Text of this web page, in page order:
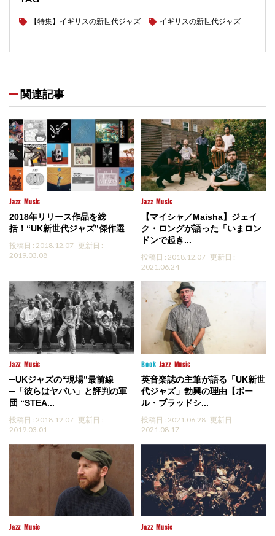
【特集】イギリスの新世代ジャズ イギリスの新世代ジャズ
関連記事
Jazz Music
2018年リリース作品を総
括！“UK新世代ジャズ”傑作選
投稿日 : 2018.12.07 更新日 :
2019.03.08
Jazz Music
【マイシャ／Maisha】ジェイ
ク・ロングが語った「いまロン
ドンで起き...
投稿日 : 2018.12.07 更新日 :
2021.06.24
Jazz Music
─UKジャズの“現場”最前線
─「彼らはヤバい」と評判の軍
団 “STEA...
投稿日 : 2018.12.07 更新日 :
2019.03.01
Book Jazz Music
英音楽誌の主筆が語る「UK新世
代ジャズ」勃興の理由【ポー
ル・ブラッドシ...
投稿日 : 2021.06.28 更新日 :
2021.08.17
Jazz Music
Jazz Music